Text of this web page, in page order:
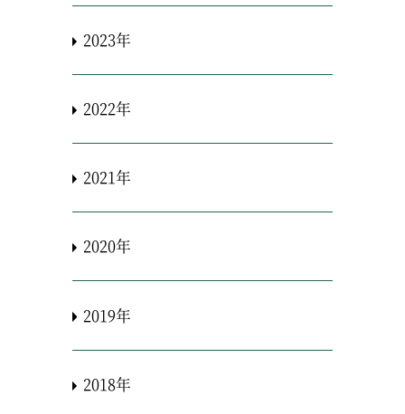
2023年
2022年
2021年
2020年
2019年
2018年